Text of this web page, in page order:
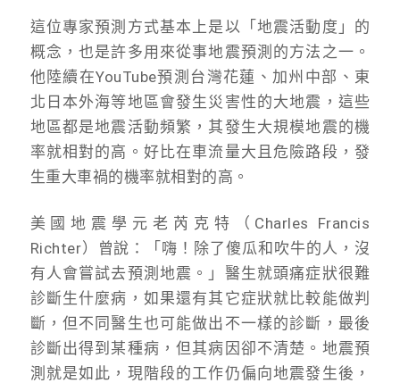
這位專家預測方式基本上是以「地震活動度」的
概念，也是許多用來從事地震預測的方法之一。
他陸續在YouTube預測台灣花蓮、加州中部、東
北日本外海等地區會發生災害性的大地震，這些
地區都是地震活動頻繁，其發生大規模地震的機
率就相對的高。好比在車流量大且危險路段，發
生重大車禍的機率就相對的高。
美國地震學元老芮克特（Charles Francis
Richter）曾說：「嗨！除了傻瓜和吹牛的人，沒
有人會嘗試去預測地震。」醫生就頭痛症狀很難
診斷生什麼病，如果還有其它症狀就比較能做判
斷，但不同醫生也可能做出不一樣的診斷，最後
診斷出得到某種病，但其病因卻不清楚。地震預
測就是如此，現階段的工作仍偏向地震發生後，